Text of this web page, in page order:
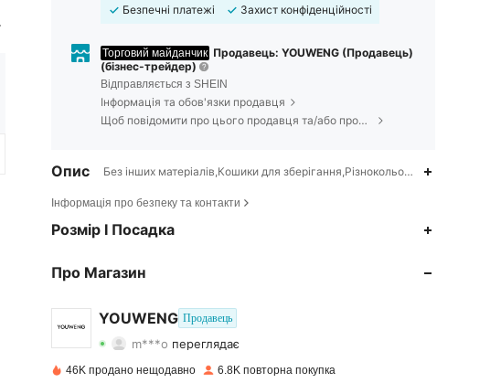
Безпечні платежі
Захист конфіденційності
Торговий майданчик Продавець: YOUWENG (Продавець)
(бізнес-трейдер)
Відправляється з SHEIN
Інформація та обов'язки продавця
Щоб повідомити про цього продавця та/або продукт
Опис Без інших матеріалів,Кошики для зберігання,Різнокольоровий
Інформація про безпеку та контакти
Розмір І Посадка
Про Магазин
YOUWENG Продавець
4,76
переглядає
4,76 Рейтинг 45Товари
46K продано нещодавно 6.8K повторна покупка